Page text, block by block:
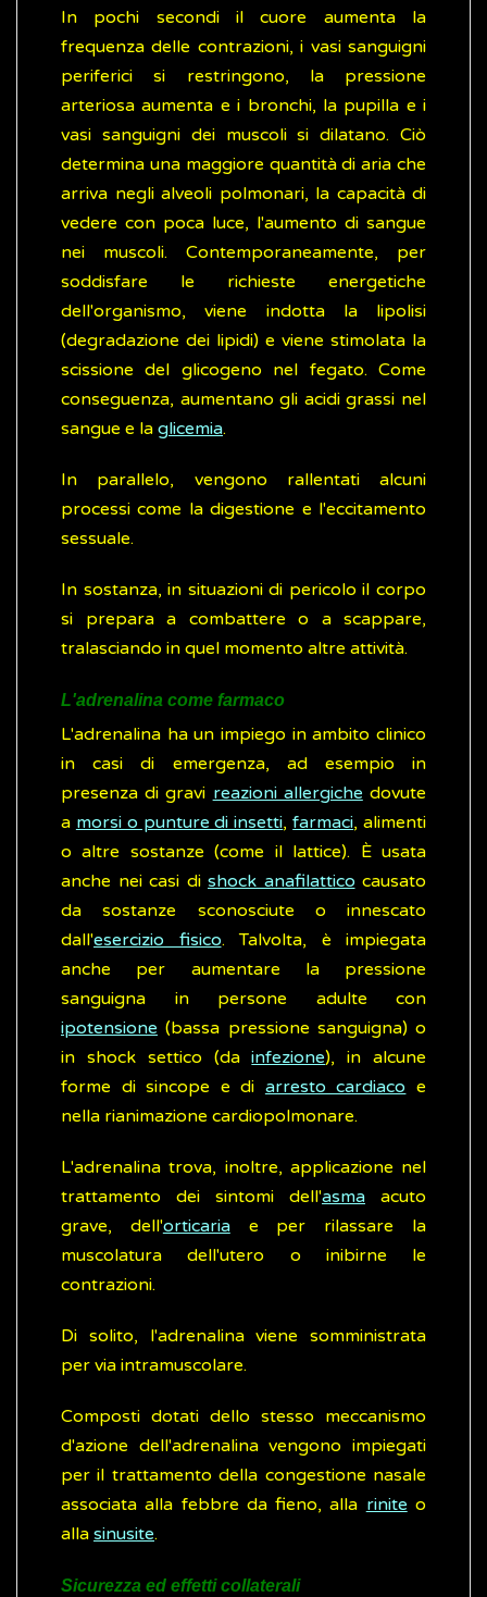
In pochi secondi il cuore aumenta la
frequenza delle contrazioni, i vasi sanguigni
periferici si restringono, la pressione
arteriosa aumenta e i bronchi, la pupilla e i
vasi sanguigni dei muscoli si dilatano. Ciò
determina una maggiore quantità di aria che
arriva negli alveoli polmonari, la capacità di
vedere con poca luce, l'aumento di sangue
nei muscoli. Contemporaneamente, per
soddisfare le richieste energetiche
dell'organismo, viene indotta la lipolisi
(degradazione dei lipidi) e viene stimolata la
scissione del glicogeno nel fegato. Come
conseguenza, aumentano gli acidi grassi nel
sangue e la glicemia.
In parallelo, vengono rallentati alcuni
processi come la digestione e l'eccitamento
sessuale.
In sostanza, in situazioni di pericolo il corpo
si prepara a combattere o a scappare,
tralasciando in quel momento altre attività.
L'adrenalina come farmaco
L'adrenalina ha un impiego in ambito clinico
in casi di emergenza, ad esempio in
presenza di gravi reazioni allergiche dovute
a morsi o punture di insetti,farmaci, alimenti
o altre sostanze (come il lattice). È usata
anche nei casi di shock anafilattico causato
da sostanze sconosciute o innescato
dall'esercizio fisico. Talvolta, è impiegata
anche per aumentare la pressione
sanguigna in persone adulte con
ipotensione (bassa pressione sanguigna) o
in shock settico (dainfezione), in alcune
forme di sincope e di arresto cardiaco e
nella rianimazione cardiopolmonare.
L'adrenalina trova, inoltre, applicazione nel
trattamento dei sintomi dell'asma acuto
grave, dell'orticariae per rilassare la
muscolatura dell'utero o inibirne le
contrazioni.
Di solito, l'adrenalina viene somministrata
per via intramuscolare.
Composti dotati dello stesso meccanismo
d'azione dell'adrenalina vengono impiegati
per il trattamento della congestione nasale
associata alla febbre da fieno, alla rinite o
alla sinusite.
Sicurezza ed effetti collaterali